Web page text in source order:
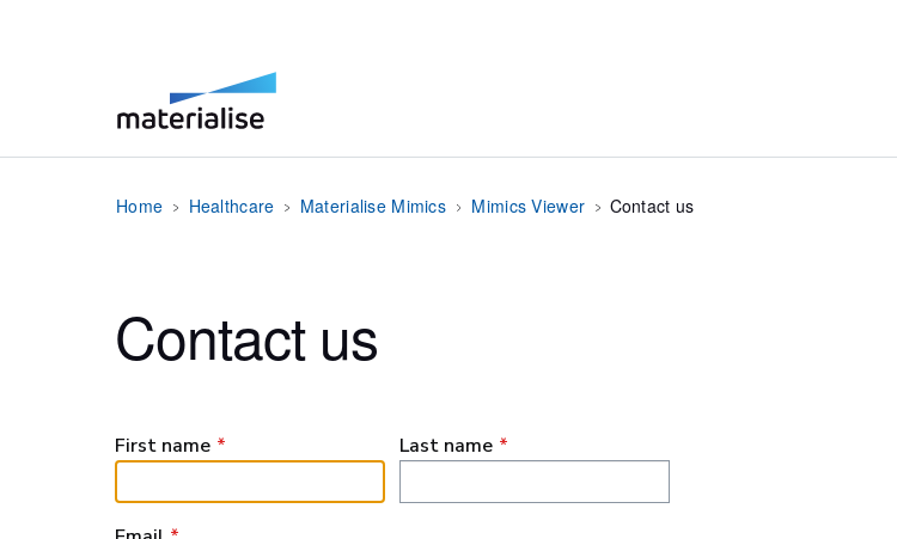
Home Healthcare Materialise Mimics Mimics Viewer Contact us
Contact us